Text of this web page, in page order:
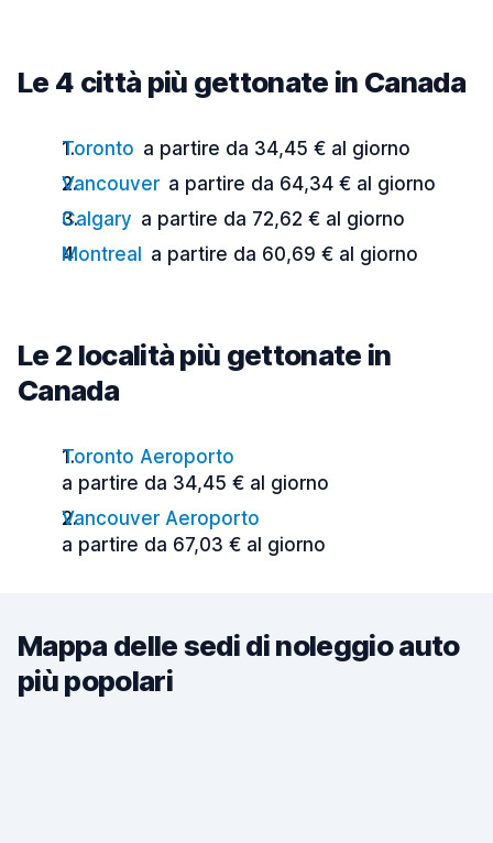
Le 4 città più gettonate in Canada
Toronto a partire da 34,45 € al giorno
Vancouver a partire da 64,34 € al giorno
Calgary a partire da 72,62 € al giorno
Montreal
a partire da 60,69 € al giorno
Le 2 località più gettonate in
Canada
Toronto Aeroporto
a partire da 34,45 € al giorno
Vancouver Aeroporto
a partire da 67,03 € al giorno
Mappa delle sedi di noleggio auto
più popolari